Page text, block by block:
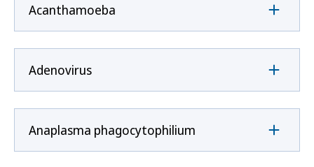
Acanthamoeba
Adenovirus
Anaplasma phagocytophilium